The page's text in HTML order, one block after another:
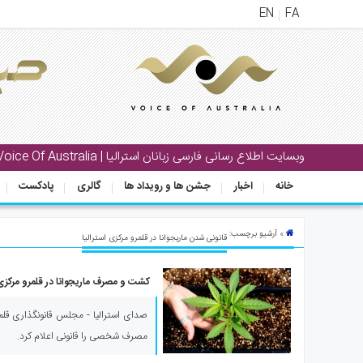
FA
EN
وبسایت اطلاع رسانی فارسی زبانان استرالیا | Voice Of Australia
خانه اخبار جشن ها و رویداد ها گالری پادکست
منوی
اصلی
خانه
جشن
و
» آرشیو برچسب:قانونی شدن ماریجوانا در قلمرو مرکزی استرالیا
کشت و مصرف ماریجوانا در قلمرو
صدای استرالیا - مجلس قانونگذاری
مصرف شخصی را قانونی اعلام کرد.